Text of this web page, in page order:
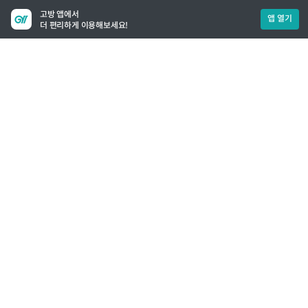
고방 앱에서
더 편리하게 이용해보세요!
앱 열기